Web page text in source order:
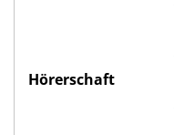
Hörerschaft